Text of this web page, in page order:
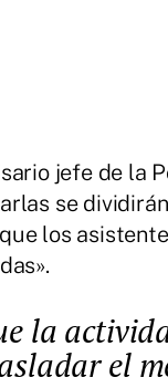
jefe de la
se
los
el